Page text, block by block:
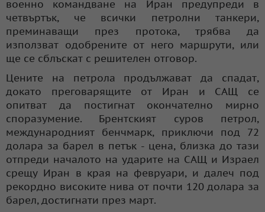
военно командване на Иран предупреди в
четвъртък, че всички петролни танкери,
преминаващи през протока, трябва да
използват одобрените от него маршрути, или
ще се сблъскат с решителен отговор.
Цените на петрола продължават да спадат,
докато преговарящите от Иран и САЩ се
опитват да постигнат окончателно мирно
споразумение. Брентският суров петрол,
международният бенчмарк, приключи под 72
долара за барел в петък - цена, близка до тази
отпреди началото на ударите на САЩ и Израел
срещу Иран в края на февруари, и далеч под
рекордно високите нива от почти 120 долара за
барел, достигнати през март.